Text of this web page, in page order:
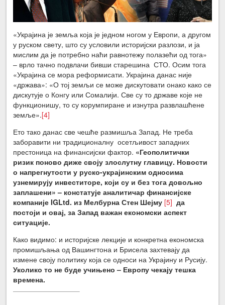
«Украјина је земља која је једном ногом у Европи, а другом
у руском свету, што су условили историјски разлози, и ја
мислим да је потребно наћи равнотежу полазећи од тога»
– врло тачно подвлачи бивши старешина СТО. Осим тога
«Украјина се мора реформисати. Украјина данас није
«држава»: «О тој земљи се може дискутовати онако како се
дискутује о Конгу или Сомалији. Све су то државе које не
функционишу, то су корумпиране и изнутра развлашћене
земље».[4]
Ето тако данас све чешће размишља Запад. Не треба
заборавити ни традиционалну осетљивост западних
престоница на финансијски фактор. «Геополитички
ризик поново диже своју злослутну главицу. Новости
о напрегнутости у руско-украјинским односима
узнемирују инвеститоре, који су и без тога довољно
заплашени» – констатује аналитичар финансијске
компанијеIGLtd. из Мелбурна Стен Шејму [5] да
постоји и овај, за Запад важан економски аспект
ситуације.
Како видимо: и историјске лекције и конкретна економска
промишљања од Вашингтона и Брисела захтевају да
измене своју политику која се односи на Украјину и Русију.
Уколико то не буде учињено – Европу чекају тешка
времена.